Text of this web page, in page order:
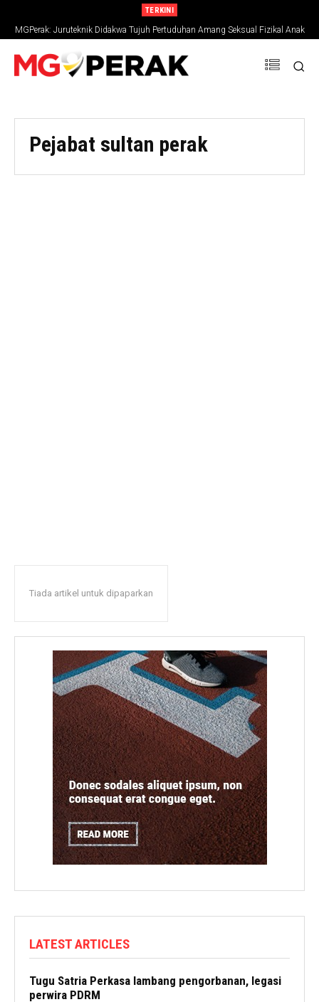
TERKINI
MGPerak: Juruteknik Didakwa Tujuh Pertuduhan Amang Seksual Fizikal Anak
Tiri
Pejabat sultan perak
Tiada artikel untuk dipaparkan
LATEST ARTICLES
Tugu Satria Perkasa lambang pengorbanan, legasi
perwira PDRM